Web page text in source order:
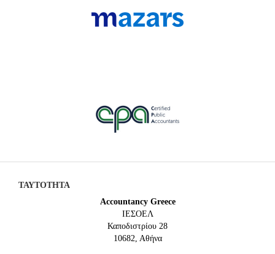
ΤΑΥΤΟΤΗΤΑ
Accountancy Greece
IEΣΟΕΛ
Καποδιστρίου 28
10682, Αθήνα